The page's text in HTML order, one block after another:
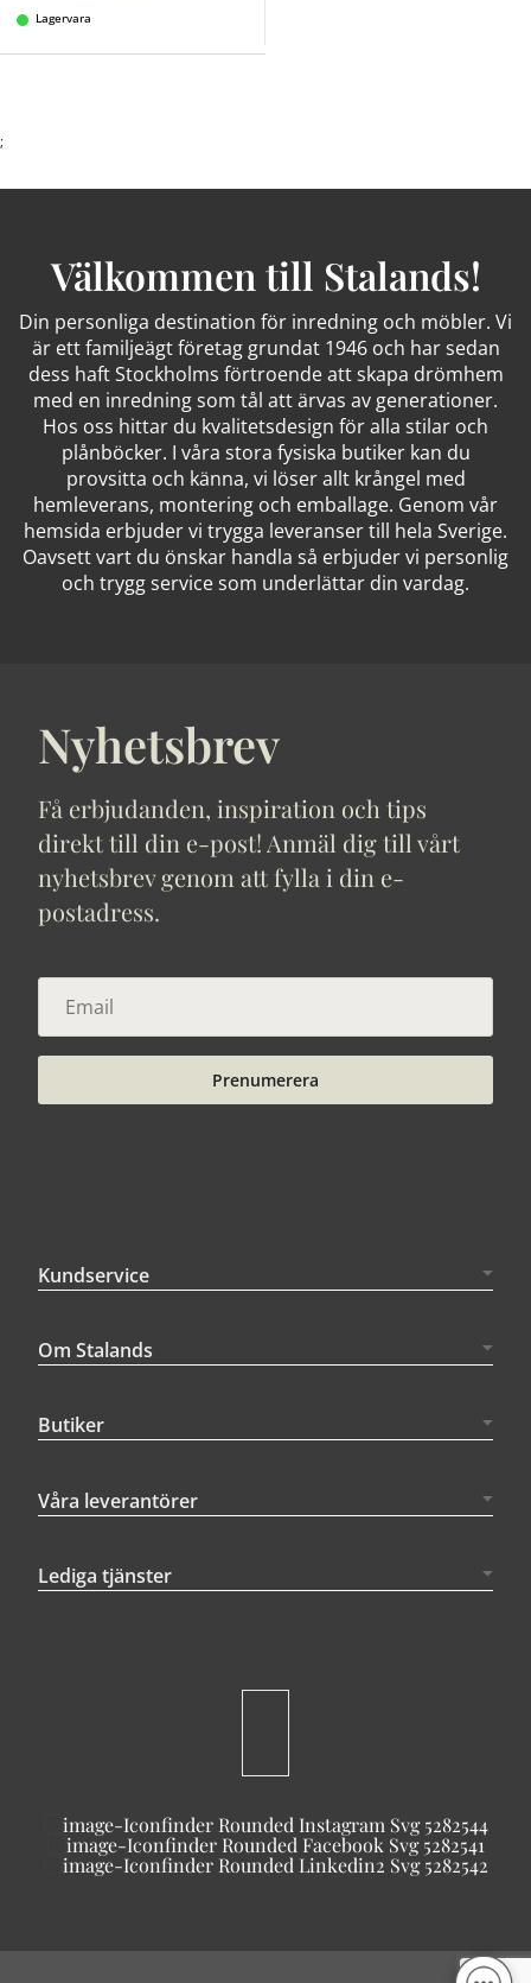
Lagervara
;
Välkommen till Stalands!
Din personliga destination för inredning och möbler. Vi
är ett familjeägt företag grundat 1946 och har sedan
dess haft Stockholms förtroende att skapa drömhem
med en inredning som tål att ärvas av generationer.
Hos oss hittar du kvalitetsdesign för alla stilar och
plånböcker. I våra stora fysiska butiker kan du
provsitta och känna, vi löser allt krångel med
hemleverans, montering och emballage. Genom vår
hemsida erbjuder vi trygga leveranser till hela Sverige.
Oavsett vart du önskar handla så erbjuder vi personlig
och trygg service som underlättar din vardag.
Nyhetsbrev
Få erbjudanden, inspiration och tips
direkt till din e-post! Anmäl dig till vårt
nyhetsbrev genom att fylla i din e-
postadress.
Prenumerera
Kundservice
Om Stalands
Butiker
Våra leverantörer
Lediga tjänster